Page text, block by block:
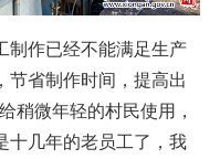
作已经不能满足生产
节省制作时间，提高出
稍微年轻的村民使用，
十几年的老员工了，我